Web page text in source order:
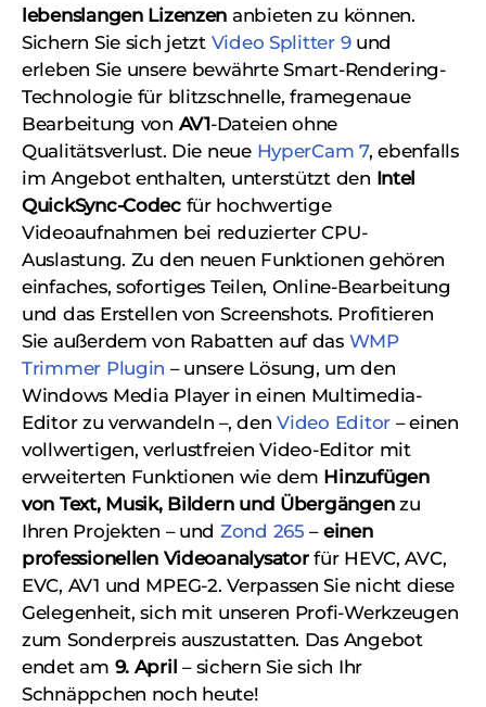
lebenslangen Lizenzen anbieten zu können.
Sichern Sie sich jetzt Video Splitter 9und
erleben Sie unsere bewährte Smart-Rendering-
Technologie für blitzschnelle, framegenaue
Bearbeitung von AV1-Dateien ohne
Qualitätsverlust. Die neue HyperCam 7, ebenfalls
im Angebot enthalten, unterstützt den Intel
QuickSync-Codecfür hochwertige
Videoaufnahmen bei reduzierter CPU-
Auslastung. Zu den neuen Funktionen gehören
einfaches, sofortiges Teilen, Online-Bearbeitung
und das Erstellen von Screenshots. Profitieren
Sie außerdem von Rabatten auf das WMP
Trimmer Plugin – unsere Lösung, um den
Windows Media Player in einen Multimedia-
Editor zu verwandeln –, denVideo Editor – einen
vollwertigen, verlustfreien Video-Editor mit
erweiterten Funktionen wie dem Hinzufügen
von Text, Musik, Bildern und Übergängenzu
Ihren Projekten – und Zond 265 – einen
professionellen Videoanalysatorfür HEVC, AVC,
EVC, AV1 und MPEG-2. Verpassen Sie nicht diese
Gelegenheit, sich mit unseren Profi-Werkzeugen
zum Sonderpreis auszustatten. Das Angebot
endet am 9. April – sichern Sie sich Ihr
Schnäppchen noch heute!